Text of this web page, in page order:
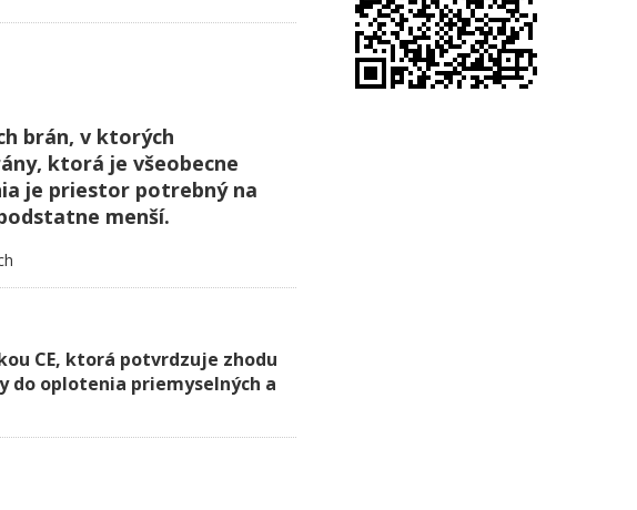
brán, v ktorých
ktorá je všeobecne
je priestor potrebný na
menší.
CE, ktorá potvrdzuje zhodu
do oplotenia priemyselných a